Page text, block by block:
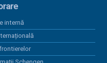
internă